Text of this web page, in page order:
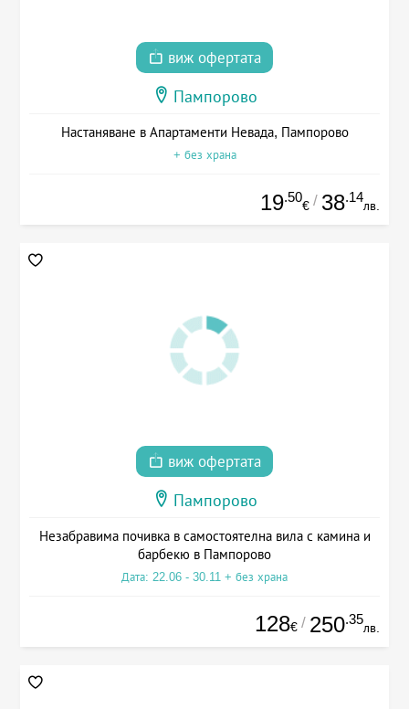
виж офертата
Пампорово
Настаняване в Апартаменти Невада, Пампорово
+ без храна
19.50
€ / 38.14
лв.
виж офертата
Пампорово
Незабравима почивка в самостоятелна вила с камина и
барбекю в Пампорово
Дата: 22.06 - 30.11 + без храна
128€ / 250.35
лв.